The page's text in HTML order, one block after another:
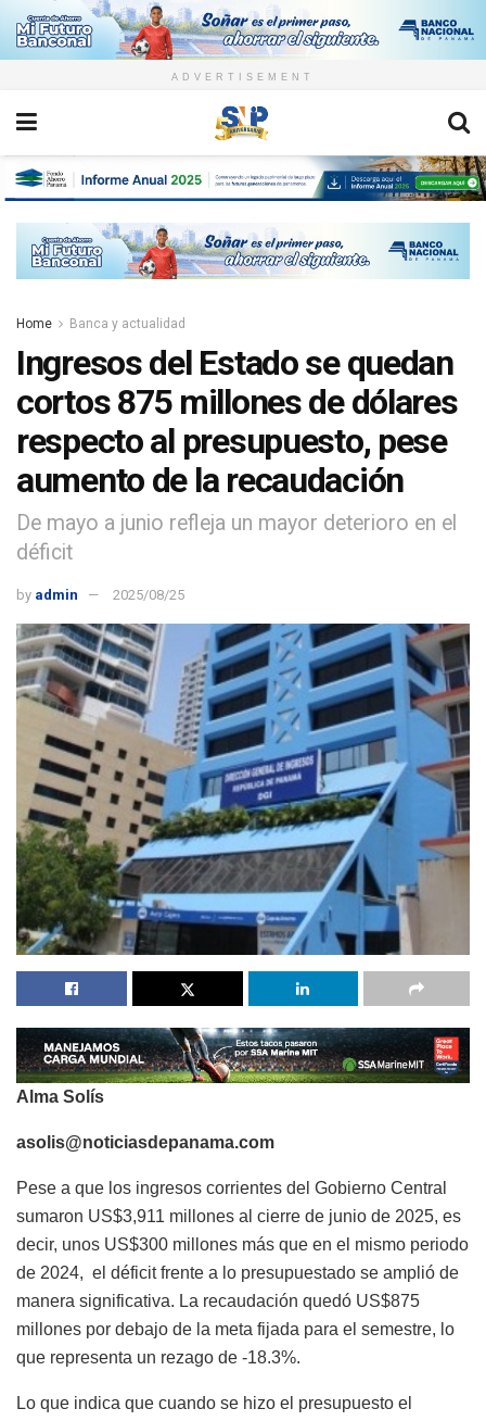
ADVERTISEMENT
Home Banca y actualidad
Ingresos del Estado se quedan
cortos 875 millones de dólares
respecto al presupuesto, pese
aumento de la recaudación
De mayo a junio refleja un mayor deterioro en el
déficit
by admin 2025/08/25
Alma Solís
asolis@noticiasdepanama.com
Pese a que los ingresos corrientes del Gobierno Central
sumaron US$3,911 millones al cierre de junio de 2025, es
decir, unos US$300 millones más que en el mismo periodo
de 2024, el déficit frente a lo presupuestado se amplió de
manera significativa. La recaudación quedó US$875
millones por debajo de la meta fijada para el semestre, lo
que representa un rezago de -18.3%.
Lo que indica que cuando se hizo el presupuesto el